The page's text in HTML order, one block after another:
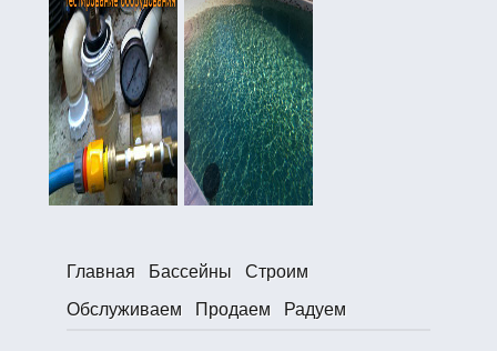
Главная Бассейны
Строим
Обслуживаем
Продаем Радуем